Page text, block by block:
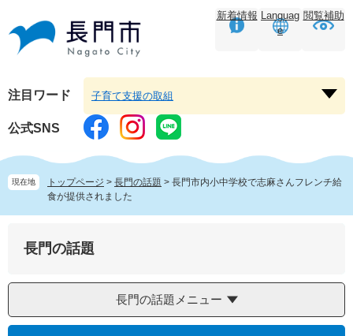
頭
す。
飛
し
本
文
へ
新着情報 Languag
e
閲覧補助
注目ワード
ー
を
子育て支援の取組
公式SNS
現在地 トップページ > 長門の話題 > 長門市内小中学校で志麻さんフレンチ給
食が提供されました
長門の話題
長門の話題メニュー